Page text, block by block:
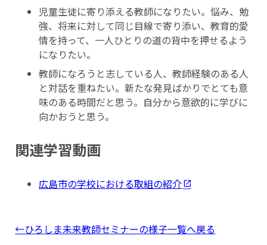
児童生徒に寄り添える教師になりたい。悩み、勉
強、将来に対して同じ目線で寄り添い、教育的愛
情を持って、一人ひとりの道の背中を押せるよう
になりたい。
教師になろうと志している人、教師経験のある人
と対話を重ねたい。新たな発見ばかりでとても意
味のある時間だと思う。自分から意欲的に学びに
向かおうと思う。
関連学習動画
広島市の学校における取組の紹介
←ひろしま未来教師セミナーの様子一覧へ戻る